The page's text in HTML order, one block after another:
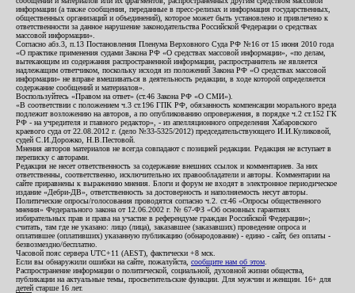
информации (а также сообщения, переданные в пресс-релизах и информация государственных,
общественных организаций и объединений), которое может быть установлено и привлечено к
ответственности за данное нарушение законодательства Российской Федерации о средствах
массовой информации».
Согласно абз.3, п.13 Постановления Пленума Верховного Суда РФ №16 от 15 июня 2010 года
«О практике применения судами Закона РФ «О средствах массовой информации», «по делам,
вытекающим из содержания распространенной информации, распространитель не является
надлежащим ответчиком, поскольку исходя из положений Закона РФ «О средствах массовой
информации» не вправе вмешиваться в деятельность редакции, в ходе которой определяется
содержание сообщений и материалов».
Воспользуйтесь «Правом на ответ» (ст.46 Закона РФ «О СМИ»).
«В соответствии с положением ч.3 ст.196 ГПК РФ, обязанность компенсации морального вреда
подлежит возложению на авторов, а по опубликованию опровержения, в порядке ч.2 ст.152 ГК
РФ - на учредителя и главного редактор», - из апелляционного определения Хабаровского
краевого суда от 22.08.2012 г. (дело №33-5325/2012) председательствующего И.И.Куликовой,
судей С.И.Дорожко, Н.В.Пестовой.
Мнения авторов материалов не всегда совпадают с позицией редакции. Редакция не вступает в
переписку с авторами.
Редакция не несет ответственность за содержание внешних ссылок и комментариев. За них
ответственны, соответственно, исключительно их правообладатели и авторы. Комментарии на
сайте приравнены к выражению мнения. Блоги и форум не входят в электронное периодическое
издание «Дебри-ДВ», ответственность за достоверность и наполняемость несут авторы.
Политические опросы/голосования проводятся согласно ч.2. ст.46 «Опросы общественного
мнения» Федерального закона от 12.06.2002 г. № 67-ФЗ «Об основных гарантиях
избирательных прав и права на участие в референдуме граждан Российской Федерации»;
считать, там где не указано: лицо (лица), заказавшее (заказавших) проведение опроса и
оплатившее (оплативших) указанную публикацию (обнародование) - едино - сайт, без оплаты -
безвозмездно/бесплатно.
Часовой пояс сервера UTC+11 (AEST), фактически +8 мск.
Если вы обнаружили ошибки на сайте, пожалуйста, сообщите нам об этом
Распространение информации о политической, социальной, духовной жизни общества,
публикации на актуальные темы, просветительские функции. Для мужчин и женщин. 16+ для
детей старше 16 лет.